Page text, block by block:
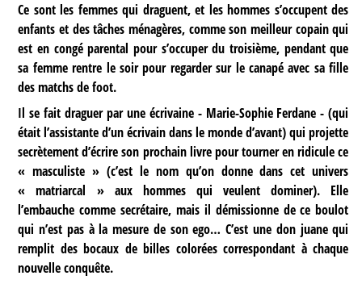
Ce sont les femmes qui draguent, et les hommes s’occupent des
enfants et des tâches ménagères, comme son meilleur copain qui
est en congé parental pour s’occuper du troisième, pendant que
sa femme rentre le soir pour regarder sur le canapé avec sa fille
des matchs de foot.
Il se fait draguer par une écrivaine - Marie-Sophie Ferdane - (qui
était l’assistante d’un écrivain dans le monde d’avant) qui projette
secrètement d’écrire son prochain livre pour tourner en ridicule ce
« masculiste » (c’est le nom qu’on donne dans cet univers
« matriarcal » aux hommes qui veulent dominer). Elle
l’embauche comme secrétaire, mais il démissionne de ce boulot
qui n’est pas à la mesure de son ego… C’est une don juane qui
remplit des bocaux de billes colorées correspondant à chaque
nouvelle conquête.